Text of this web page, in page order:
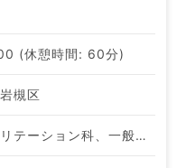
(休憩時間: 60分)
槻区
神経内科、リハビリテーション科、一般内科、循環器内科、呼吸器内科、消化器内科、内分泌・代謝内科、腎臓内科、老年内科、血液内科、外科系全般、一般外科